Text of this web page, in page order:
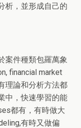
析，並形成自己的
案件種類包羅萬象
financial market
理論和分析方法都
中，快速學習的能
都有，有時做大
有時又做偏